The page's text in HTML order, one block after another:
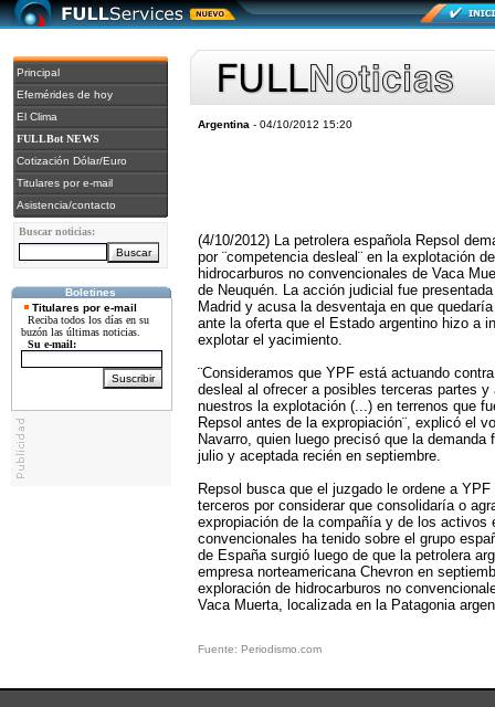
Principal
Efemérides de hoy
El Clima
FULLBot NEWS
Cotización Dólar/Euro
Titulares por e-mail
Asistencia/contacto
Buscar noticias:
Boletines
Titulares por e-mail
Reciba todos los días en su
buzón las últimas noticias.
Su e-mail:
Argentina - 04/10/2012 15:20
(4/10/2012) La petrolera española Repsol
por ¨competencia desleal¨ en la explotación
hidrocarburos no convencionales de Vaca
de Neuquén. La acción judicial fue
Madrid y acusa la desventaja en que
ante la oferta que el Estado argentino hizo a
explotar el yacimiento.
¨Consideramos que YPF está actuando
desleal al ofrecer a posibles terceras partes y
nuestros la explotación (...) en terrenos que
Repsol antes de la expropiación¨, explicó el
Navarro, quien luego precisó que la demanda
julio y aceptada recién en septiembre.
Repsol busca que el juzgado le ordene a
terceros por considerar que consolidaría o
expropiación de la compañía y de los activos
convencionales ha tenido sobre el grupo
de España surgió luego de que la petrolera
empresa norteamericana Chevron en
exploración de hidrocarburos no
Vaca Muerta, localizada en la Patagonia
Fuente: Periodismo.com